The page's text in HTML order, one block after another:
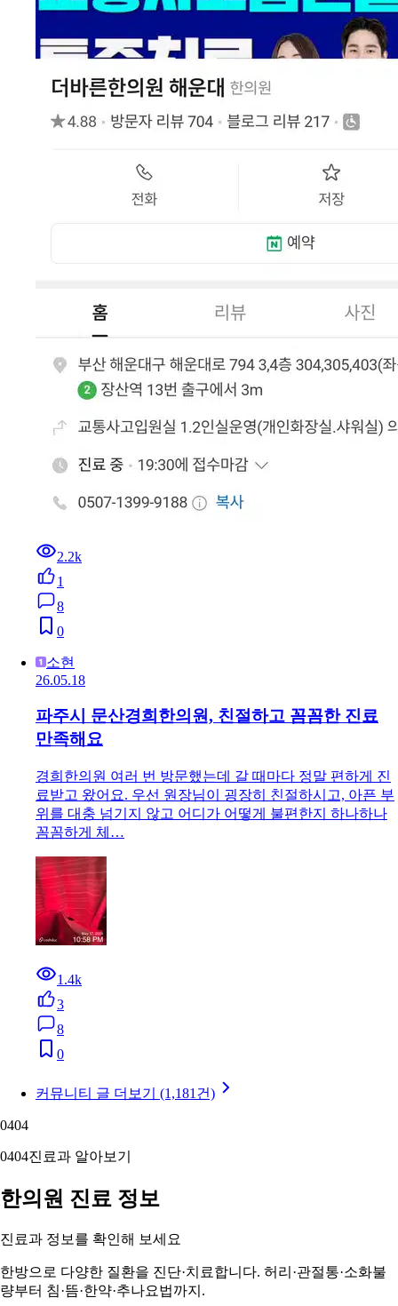
2.2k
1
8
0
소현
26.05.18
파주시 문산경희한의원, 친절하고 꼼꼼한 진료
만족해요
경희한의원 여러 번 방문했는데 갈 때마다 정말 편하게 진
료받고 왔어요. 우선 원장님이 굉장히 친절하시고, 아픈 부
위를 대충 넘기지 않고 어디가 어떻게 불편한지 하나하나
꼼꼼하게 체…
1.4k
3
8
0
커뮤니티 글 더보기 (1,181건)
0404
0404진료과 알아보기
한의원 진료 정보
진료과 정보를 확인해 보세요
한방으로 다양한 질환을 진단·치료합니다. 허리·관절통·소화불
량부터 침·뜸·한약·추나요법까지.